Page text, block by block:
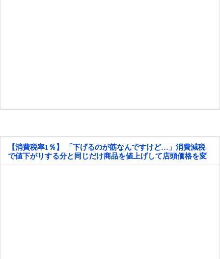
【消費税率1％】 「下げるのが筋なんですけど…」消費減税
で値下がりする分と同じだけ商品を値上げして店頭価格を変
えない店も